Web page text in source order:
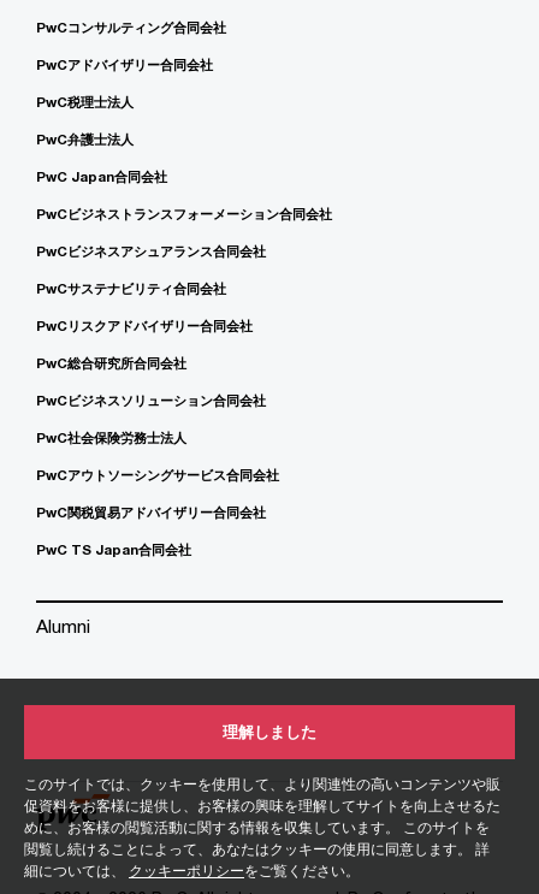
このサイトでは、クッキーを使用して、より関連性の高いコンテンツや販
促資料をお客様に提供し、お客様の興味を理解してサイトを向上させるた
めに、お客様の閲覧活動に関する情報を収集しています。 このサイトを
閲覧し続けることによって、あなたはクッキーの使用に同意します。 詳
細については、 クッキーポリシーをご覧ください。
理解しました
PwCコンサルティング合同会社
PwCアドバイザリー合同会社
PwC税理士法人
PwC弁護士法人
PwC Japan合同会社
PwCビジネストランスフォーメーション合同会社
PwCビジネスアシュアランス合同会社
PwCサステナビリティ合同会社
PwCリスクアドバイザリー合同会社
PwC総合研究所合同会社
PwCビジネスソリューション合同会社
PwC社会保険労務士法人
PwCアウトソーシングサービス合同会社
PwC関税貿易アドバイザリー合同会社
PwC TS Japan合同会社
Alumni